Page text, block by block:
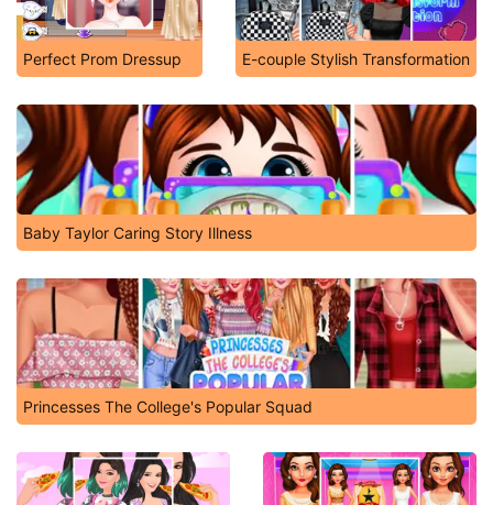
Perfect Prom Dressup E-couple Stylish Transformation
Baby Taylor Caring Story Illness
Princesses The College's Popular Squad